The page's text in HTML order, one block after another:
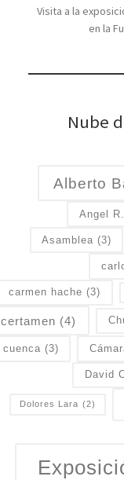
Visita a la
en la
Nube
Alberto
Angel
Asamblea (3)
carmen hache (3)
certamen (4)
cuenca (3)
David
Dolores Lara (2)